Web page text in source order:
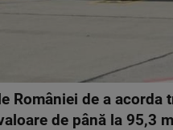
României de a
de până la 95,3